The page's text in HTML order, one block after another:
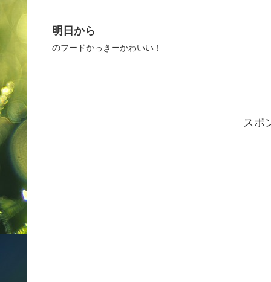
明日から
のフードかっきーかわいい！
スポ